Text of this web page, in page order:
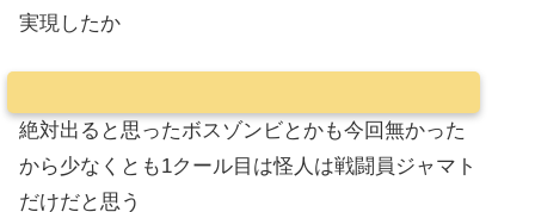
実現したか
絶対出ると思ったボスゾンビとかも今回無かった
から少なくとも1クール目は怪人は戦闘員ジャマト
だけだと思う